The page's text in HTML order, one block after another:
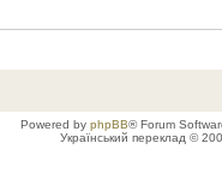
Powered by phpBB® Forum
Український переклад ©